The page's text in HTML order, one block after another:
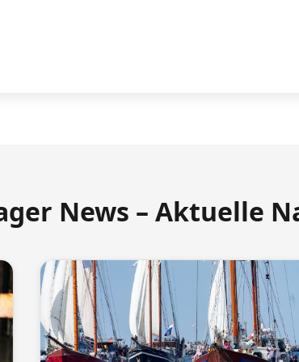
News – Aktuelle